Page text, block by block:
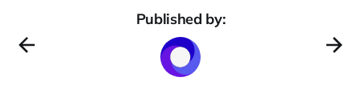
Published by: